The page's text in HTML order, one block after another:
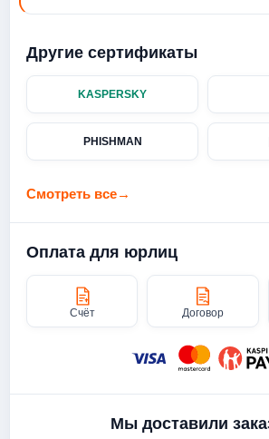
Другие сертификаты
KASPERSKY
PHISHMAN
Смотреть все→
Оплата для юрлиц
Счёт Договор
Мы доставили